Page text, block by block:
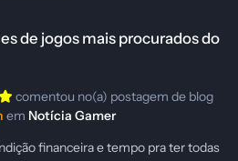
procurados do Brasil
de jogos mais procurados do
comentou no(a) postagem de blog
em Notícia Gamer
financeira e tempo pra ter todas